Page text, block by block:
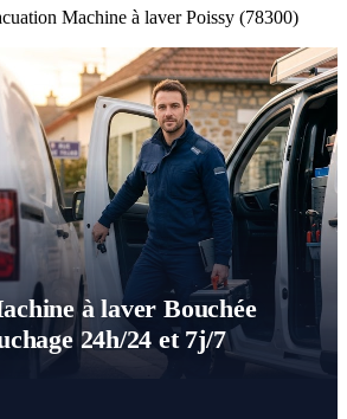
Machine à laver Poissy (78300)
à laver Bouchée
24h/24 et 7j/7